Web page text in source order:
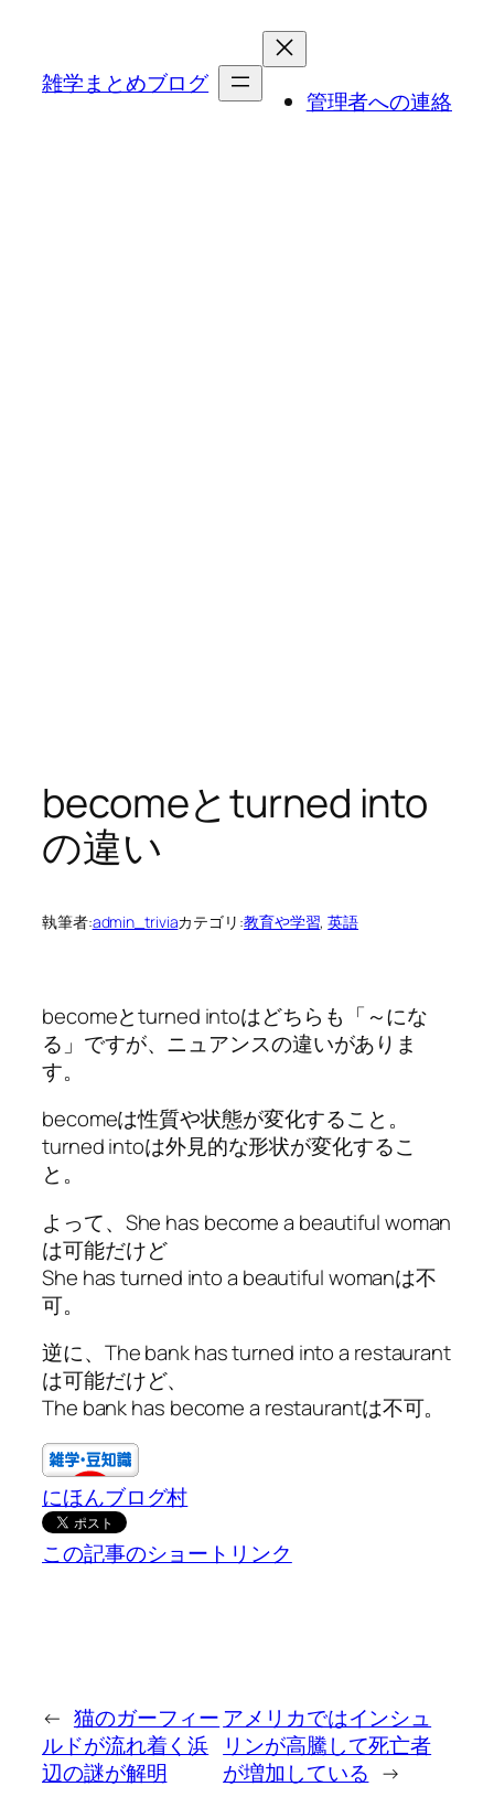
雑学まとめブログ
管理者への連絡
becomeとturned into
の違い
執筆者:admin_triviaカテゴリ:教育や学習, 英語
becomeとturned intoはどちらも「～にな
る」ですが、ニュアンスの違いがありま
す。
becomeは性質や状態が変化すること。
turned intoは外見的な形状が変化するこ
と。
よって、She has become a beautiful woman
は可能だけど
She has turned into a beautiful womanは不
可。
逆に、The bank has turned into a restaurant
は可能だけど、
The bank has become a restaurantは不可。
にほんブログ村
この記事のショートリンク
← 猫のガーフィー
ルドが流れ着く浜
辺の謎が解明
アメリカではインシュ
リンが高騰して死亡者
が増加している →